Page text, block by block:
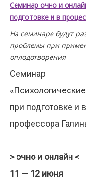
Семинар очно и
подготовке и в
На семинаре будут
проблемы при
оплодотворения
Семинар
при подготовке и
профессора
> очно и онлайн <
11 — 12 июня